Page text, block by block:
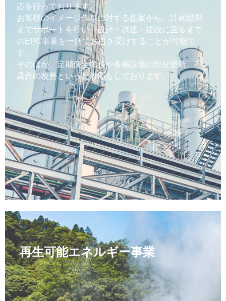
応を行っております。
お客様のイメージ作りに対する提案から、計画段階
までサポートを行い、設計・調達・建設に至るまで
のEPC事業を一括でお引き受けすることが可能で
す。
そのほか、定期保全業務や各種設備の部分更新、不
具合の改善といった対応もしております。
再生可能エネルギー事業